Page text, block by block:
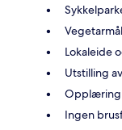
Lokaleide
Utstilling
Opplæring
Ingen